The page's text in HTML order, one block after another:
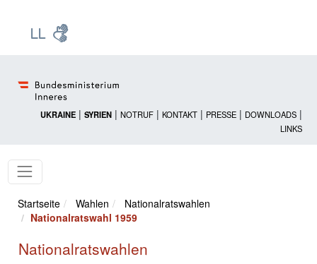
UKRAINE | SYRIEN | NOTRUF | KONTAKT | PRESSE | DOWNLOADS |
LINKS
Startseite Wahlen
Nationalratswahlen
Nationalratswahl 1959
Nationalratswahlen